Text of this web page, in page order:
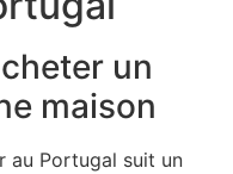
un
maison
au Portugal suit un